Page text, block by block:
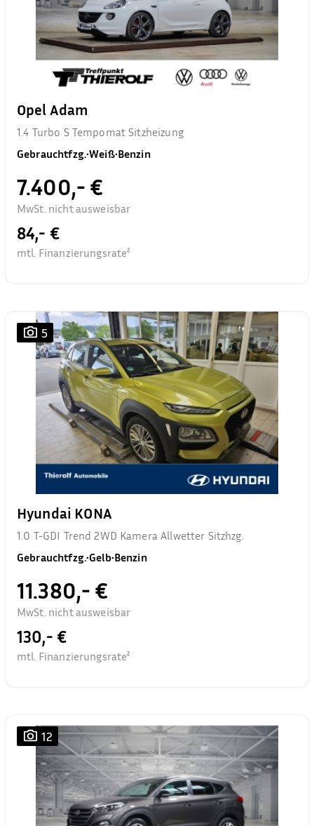
Opel Adam
1.4 Turbo S Tempomat Sitzheizung
Gebrauchtfzg.•Weiß•Benzin
7.400,- €
MwSt. nicht ausweisbar
84,- €
mtl. Finanzierungsrate²
5
Hyundai KONA
1.0 T-GDI Trend 2WD Kamera Allwetter Sitzhzg.
Gebrauchtfzg.•Gelb•Benzin
11.380,- €
MwSt. nicht ausweisbar
130,- €
mtl. Finanzierungsrate²
12